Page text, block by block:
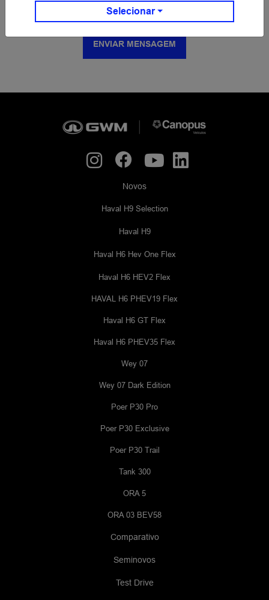
comunicações da concessionária.
ENVIAR MENSAGEM
Novos
Haval H9 Selection
Haval H9
Haval H6 Hev One Flex
Haval H6 HEV2 Flex
HAVAL H6 PHEV19 Flex
Haval H6 GT Flex
Haval H6 PHEV35 Flex
Wey 07
Wey 07 Dark Edition
Poer P30 Pro
Poer P30 Exclusive
Poer P30 Trail
Tank 300
ORA 5
ORA 03 BEV58
Comparativo
Seminovos
Test Drive
Selecionar